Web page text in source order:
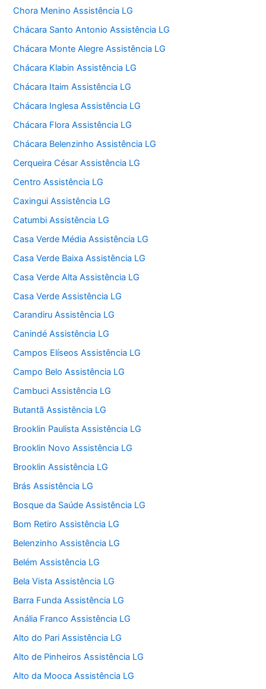
Chora Menino Assistência LG
Chácara Santo Antonio Assistência LG
Chácara Monte Alegre Assistência LG
Chácara Klabin Assistência LG
Chácara Itaim Assistência LG
Chácara Inglesa Assistência LG
Chácara Flora Assistência LG
Chácara Belenzinho Assistência LG
Cerqueira César Assistência LG
Centro Assistência LG
Caxingui Assistência LG
Catumbi Assistência LG
Casa Verde Média Assistência LG
Casa Verde Baixa Assistência LG
Casa Verde Alta Assistência LG
Casa Verde Assistência LG
Carandiru Assistência LG
Canindé Assistência LG
Campos Elíseos Assistência LG
Campo Belo Assistência LG
Cambuci Assistência LG
Butantã Assistência LG
Brooklin Paulista Assistência LG
Brooklin Novo Assistência LG
Brooklin Assistência LG
Brás Assistência LG
Bosque da Saúde Assistência LG
Bom Retiro Assistência LG
Belenzinho Assistência LG
Belém Assistência LG
Bela Vista Assistência LG
Barra Funda Assistência LG
Anália Franco Assistência LG
Alto do Pari Assistência LG
Alto de Pinheiros Assistência LG
Alto da Mooca Assistência LG